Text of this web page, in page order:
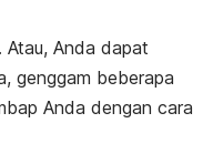
Atau, Anda dapat
genggam beberapa
Anda dengan cara